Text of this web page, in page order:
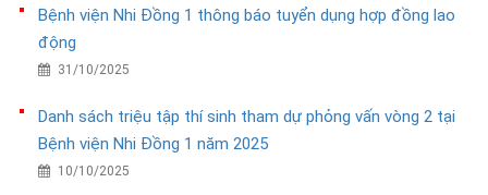
Bệnh viện Nhi Đồng 1 thông báo tuyển dụng hợp đồng lao
động
31/10/2025
Danh sách triệu tập thí sinh tham dự phỏng vấn vòng 2 tại
Bệnh viện Nhi Đồng 1 năm 2025
10/10/2025